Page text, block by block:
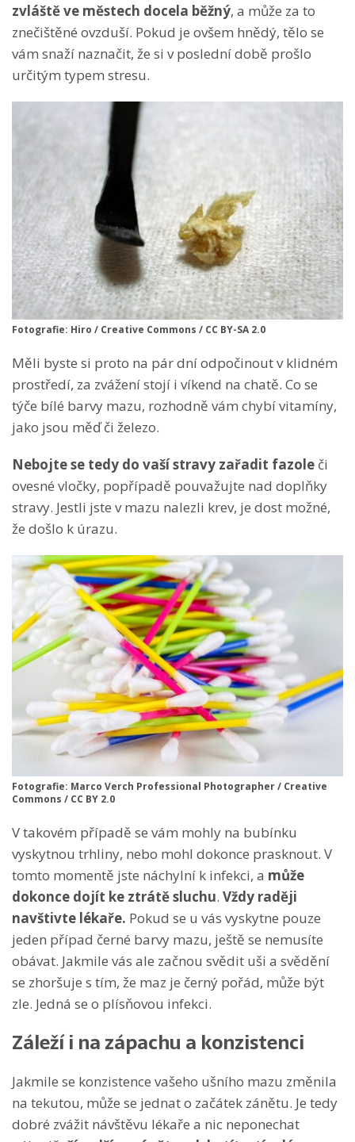
zvláště ve městech docela běžný, a může za to
znečištěné ovzduší. Pokud je ovšem hnědý, tělo se
vám snaží naznačit, že si v poslední době prošlo
určitým typem stresu.
Fotografie: Hiro / Creative Commons / CC BY-SA 2.0
Měli byste si proto na pár dní odpočinout v klidném
prostředí, za zvážení stojí i víkend na chatě. Co se
týče bílé barvy mazu, rozhodně vám chybí vitamíny,
jako jsou měď či železo.
Nebojte se tedy do vaší stravy zařadit fazole či
ovesné vločky, popřípadě pouvažujte nad doplňky
stravy. Jestli jste v mazu nalezli krev, je dost možné,
že došlo k úrazu.
Fotografie: Marco Verch Professional Photographer / Creative
Commons / CC BY 2.0
V takovém případě se vám mohly na bubínku
vyskytnou trhliny, nebo mohl dokonce prasknout. V
tomto momentě jste náchylní k infekci, a může
dokonce dojít ke ztrátě sluchu. Vždy raději
navštivte lékaře. Pokud se u vás vyskytne pouze
jeden případ černé barvy mazu, ještě se nemusíte
obávat. Jakmile vás ale začnou svědit uši a svědění
se zhoršuje s tím, že maz je černý pořád, může být
zle. Jedná se o plísňovou infekci.
Záleží i na zápachu a konzistenci
Jakmile se konzistence vašeho ušního mazu změnila
na tekutou, může se jednat o začátek zánětu. Je tedy
dobré zvážit návštěvu lékaře a nic neponechat